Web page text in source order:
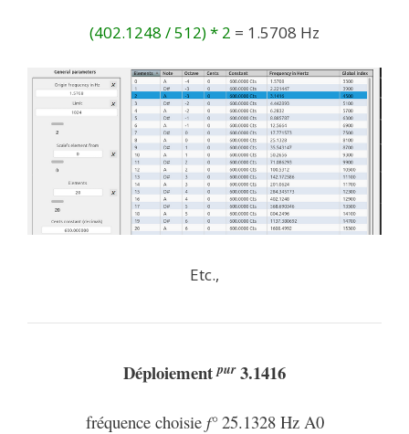
(402.1248 / 512) * 2 = 1.5708 Hz
Etc.,
Déploiementpur3.1416
fréquence choisief°25.1328 Hz A0